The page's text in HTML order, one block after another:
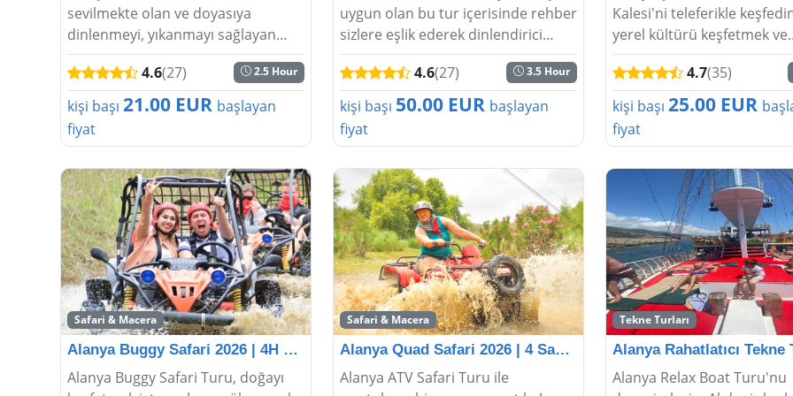
sevilmekte olan ve doyasıya
dinlenmeyi, yıkanmayı sağlayan
dinlendirici Alanya turları içerisinde
yer alan Alanya Türk hamamı
çocuklu aileler için de oldukça
uygundur. Kişilerin ote...
4.6(27) 2.5 Hour
kişi başı 21.00 EUR başlayan
fiyat
uygun olan bu tur içerisinde rehber
sizlere eşlik ederek dinlendirici
Alanya turları en güzel şekilde
yapılır. Bayanların rahatlığına
odaklanmakta olan bu hamamlar
ile kiş...
4.6(27) 3.5 Hour
kişi başı 50.00 EUR başlayan
fiyat
Kalesi'ni teleferikle
yerel kültürü keşfetmek ve
büyüleyici manzaralardan
almak için tarih ve doğal
karışımını sunar....
4.7(35)
kişi başı 25.00 EUR
fiyat
Safari & Macera
Alanya Buggy Safari 2026 | 4H Off-Road Macerası
Alanya Buggy Safari Turu, doğayı
Safari & Macera
Alanya Quad Safari 2026 | 4 Saatlik Arazi Macerası
Alanya ATV Safari Turu ile
Tekne Turları
Alanya Relax Boat Turu'nu